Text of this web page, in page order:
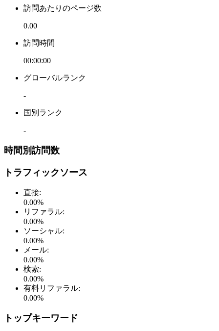
訪問あたりのページ数
0.00
訪問時間
00:00:00
グローバルランク
-
国別ランク
-
時間別訪問数
トラフィックソース
直接:
0.00%
リファラル:
0.00%
ソーシャル:
0.00%
メール:
0.00%
検索:
0.00%
有料リファラル:
0.00%
トップキーワード